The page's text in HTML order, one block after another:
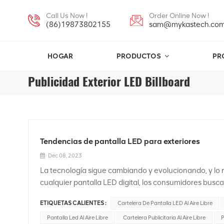
Call Us Now !
(86)19873802155
Order Online Now !
HOGAR PRODUCTOS
Publicidad Exterior LED Billboard
Tendencias de pantalla LED para exteriores
Dec 08, 2023
La tecnología sigue cambiando y evolucionando, y
cualquier pantalla LED digital, los consumidores
la industria de pantallas LED al aire libre.1, mayor
estaban volviendo más avanzados en términos de
ETIQUETAS CALIENTES : Cartelera De Pantalla LED Al Aire Libre
Pantalla Led Al Aire Libre Cartelera Publicitaria Al Aire Libre